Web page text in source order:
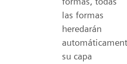
las formas
heredarán
su capa